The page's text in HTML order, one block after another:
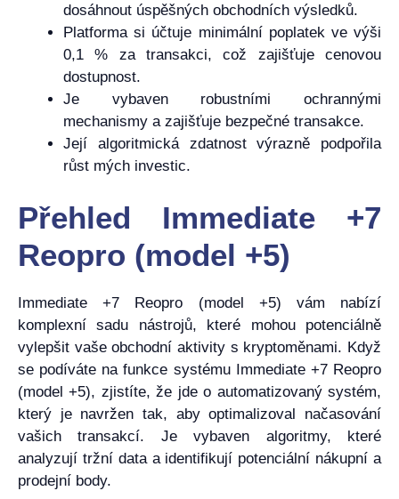
dosáhnout úspěšných obchodních výsledků.
Platforma si účtuje minimální poplatek ve výši
0,1 % za transakci, což zajišťuje cenovou
dostupnost.
Je vybaven robustními ochrannými
mechanismy a zajišťuje bezpečné transakce.
Její algoritmická zdatnost výrazně podpořila
růst mých investic.
Přehled Immediate +7
Reopro (model +5)
Immediate +7 Reopro (model +5) vám nabízí
komplexní sadu nástrojů, které mohou potenciálně
vylepšit vaše obchodní aktivity s kryptoměnami. Když
se podíváte na funkce systému Immediate +7 Reopro
(model +5), zjistíte, že jde o automatizovaný systém,
který je navržen tak, aby optimalizoval načasování
vašich transakcí. Je vybaven algoritmy, které
analyzují tržní data a identifikují potenciální nákupní a
prodejní body.